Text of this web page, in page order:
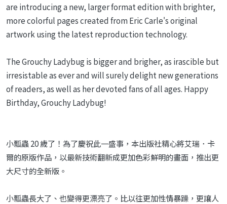
are introducing a new, larger format edition with brighter,
more colorful pages created from Eric Carle's original
artwork using the latest reproduction technology.
The Grouchy Ladybug is bigger and brigher, as irascible but
irresistable as ever and will surely delight new generations
of readers, as well as her devoted fans of all ages. Happy
Birthday, Grouchy Ladybug!
小瓢蟲 20 歲了！為了慶祝此一盛事，本出版社精心將艾瑞．卡
爾的原版作品，以最新技術翻新成更加色彩鮮明的畫面，推出更
大尺寸的全新版。
小瓢蟲長大了、也變得更漂亮了。比以往更加性情暴躁，更讓人